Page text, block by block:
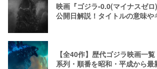
映画『ゴジラ-0.0(マイナスゼ
公開日解説！タイトルの意味や
【全40作】歴代ゴジラ映画一
系列・順番を昭和・平成から最